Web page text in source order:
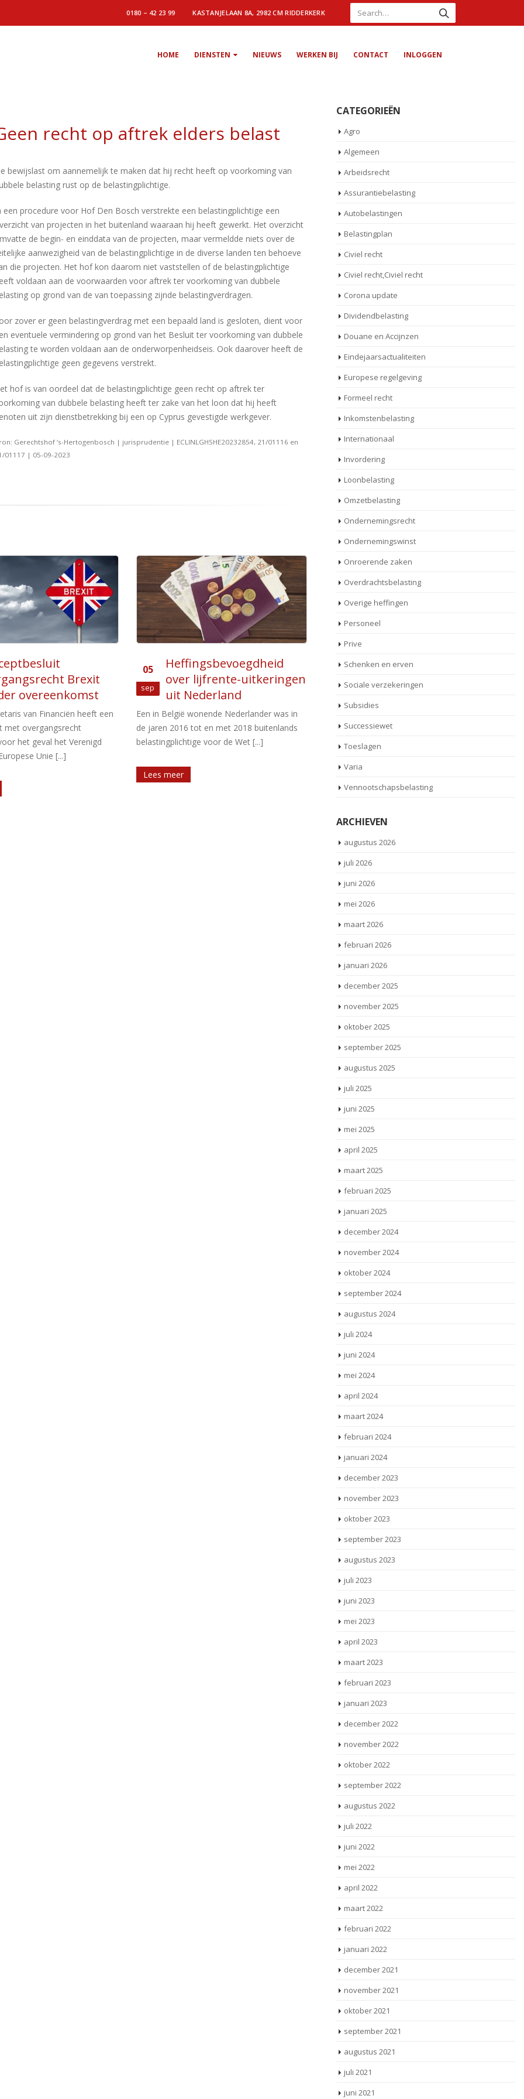
0180 – 42 23 99 KASTANJELAAN 8A, 2982 CM RIDDERKERK
HOME DIENSTEN NIEUWS WERKEN BIJ CONTACT INLOGGEN
recht op aftrek elders belast
bewijslast om aannemelijk te maken dat hij recht heeft op voorkoming van
belasting rust op de belastingplichtige.
een procedure voor Hof Den Bosch verstrekte een belastingplichtige een
van projecten in het buitenland waaraan hij heeft gewerkt. Het overzicht
de begin- en einddata van de projecten, maar vermeldde niets over de
aanwezigheid van de belastingplichtige in de diverse landen ten behoeve
die projecten. Het hof kon daarom niet vaststellen of de belastingplichtige
voldaan aan de voorwaarden voor aftrek ter voorkoming van dubbele
op grond van de van toepassing zijnde belastingverdragen.
zover er geen belastingverdrag met een bepaald land is gesloten, dient voor
eventuele vermindering op grond van het Besluit ter voorkoming van dubbele
te worden voldaan aan de onderworpenheidseis. Ook daarover heeft de
geen gegevens verstrekt.
hof is van oordeel dat de belastingplichtige geen recht op aftrek ter
van dubbele belasting heeft ter zake van het loon dat hij heeft
uit zijn dienstbetrekking bij een op Cyprus gevestigde werkgever.
Gerechtshof ‘s-Hertogenbosch | jurisprudentie | ECLINLGHSHE20232854, 21/01116 en
01117 | 05-09-2023
lijfrente-uitkeringen
Nederlander was in
en met 2018 buitenlands
voor de Wet [...]
04
Jan
Zwarte lijst
laagbelastende landen
Nederland heeft een lijst van
laagbelastende landen samengesteld, die
wordt gebruikt bij nieuwe maatregelen tegen
belastingontwijking. De lijst bevat [...]
Lees meer
11
apr
Fiscale migratie: waar is
thuis?
De inspecteur stelt echter dat de
Lees meer
CATEGORIEËN
Agro
Algemeen
Arbeidsrecht
Assurantiebelasting
Autobelastingen
Belastingplan
Civiel recht
Civiel recht,Civiel recht
Corona update
Dividendbelasting
Douane en Accijnzen
Eindejaarsactualiteiten
Europese regelgeving
Formeel recht
Inkomstenbelasting
Internationaal
Invordering
Loonbelasting
Omzetbelasting
Ondernemingsrecht
Ondernemingswinst
Onroerende zaken
Overdrachtsbelasting
Overige heffingen
Personeel
Prive
Schenken en erven
Sociale verzekeringen
Subsidies
Successiewet
Toeslagen
Varia
Vennootschapsbelasting
ARCHIEVEN
augustus 2026
juli 2026
juni 2026
mei 2026
maart 2026
februari 2026
januari 2026
december 2025
november 2025
oktober 2025
september 2025
augustus 2025
juli 2025
juni 2025
mei 2025
april 2025
maart 2025
februari 2025
januari 2025
december 2024
november 2024
oktober 2024
september 2024
augustus 2024
juli 2024
juni 2024
mei 2024
april 2024
maart 2024
februari 2024
januari 2024
december 2023
november 2023
oktober 2023
september 2023
augustus 2023
juli 2023
juni 2023
mei 2023
april 2023
maart 2023
februari 2023
januari 2023
december 2022
november 2022
oktober 2022
september 2022
augustus 2022
juli 2022
juni 2022
mei 2022
april 2022
maart 2022
februari 2022
januari 2022
december 2021
november 2021
oktober 2021
september 2021
augustus 2021
juli 2021
juni 2021